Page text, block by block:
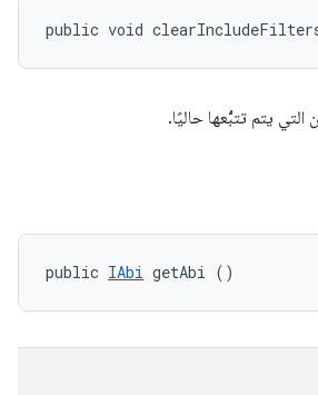
public void
يتم تتبُّعها حاليًا.
public IAbi getAbi ()